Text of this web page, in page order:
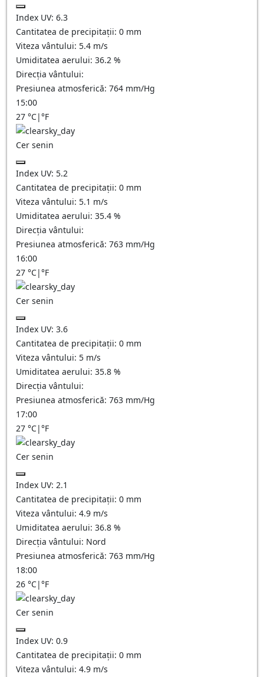
Index UV: 6.3
Cantitatea de precipitații: 0 mm
Viteza vântului: 5.4 m/s
Umiditatea aerului: 36.2 %
Direcția vântului:
Presiunea atmosferică: 764 mm/Hg
15:00
27 °C|°F
Cer senin
Index UV: 5.2
Cantitatea de precipitații: 0 mm
Viteza vântului: 5.1 m/s
Umiditatea aerului: 35.4 %
Direcția vântului:
Presiunea atmosferică: 763 mm/Hg
16:00
27 °C|°F
Cer senin
Index UV: 3.6
Cantitatea de precipitații: 0 mm
Viteza vântului: 5 m/s
Umiditatea aerului: 35.8 %
Direcția vântului:
Presiunea atmosferică: 763 mm/Hg
17:00
27 °C|°F
Cer senin
Index UV: 2.1
Cantitatea de precipitații: 0 mm
Viteza vântului: 4.9 m/s
Umiditatea aerului: 36.8 %
Direcția vântului: Nord
Presiunea atmosferică: 763 mm/Hg
18:00
26 °C|°F
Cer senin
Index UV: 0.9
Cantitatea de precipitații: 0 mm
Viteza vântului: 4.9 m/s